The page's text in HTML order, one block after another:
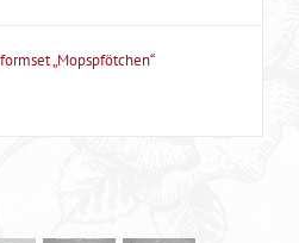
„Mopspfötchen“